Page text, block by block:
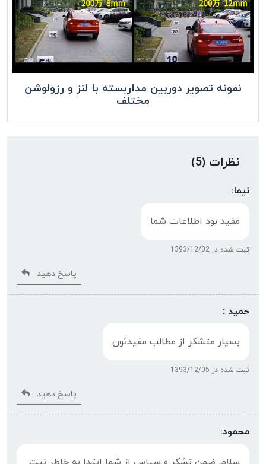
نمونه تصویر دوربین مداربسته با لنز و رزولوشن
مختلف
نظرات (5)
نیما:
مفید بود اطلاعات شما
ثبت شده در 1393/12/02
پاسخ دهید
حمید :
بسیار متشکر از مطالب مفیدتون
ثبت شده در 1393/12/05
پاسخ دهید
محمود: